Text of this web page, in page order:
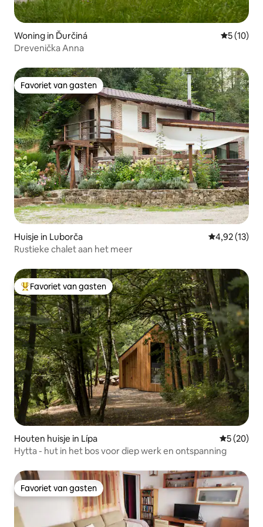
Woning in Ďurčiná
5 (10)
Drevenička Anna
Favoriet van gasten
Favoriet van gasten
Huisje in Luborča Gemiddelde
4,92 (13)
Rustieke chalet aan het meer
Topfavoriet van gasten
Favoriet van gasten
Houten huisje in Lípa
5 (20)
Hytta - hut in het bos voor diep werk en ontspanning
Favoriet van gasten
Favoriet van gasten